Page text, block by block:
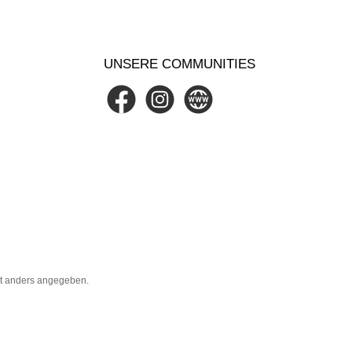
UNSERE COMMUNITIES
FacebookInstagramWebsite
anders angegeben.